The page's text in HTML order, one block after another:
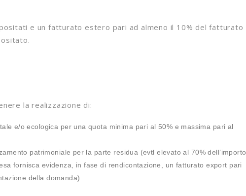
e un fatturato estero pari ad almeno il 10% del fatturato
la realizzazione di:
e/o ecologica per una quota minima pari al 50% e massima pari al
patrimoniale per la parte residua (evtl elevato al 70% dell’importo
fornisca evidenza, in fase di rendicontazione, un fatturato export pari
della domanda)